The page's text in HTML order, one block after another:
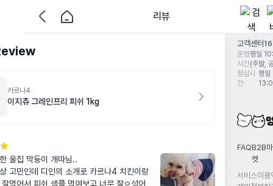
리뷰
카르나4
이지츄 그레인프리 피쉬 1kg
울집 막둥이 개따님..
고민인데 디인의 소개로 카르나4 치킨이랑
먹어서 피쉬 샘플 먹여보고 너무 잘ㅇ석어
고객센터
운영
시간
평일
(주말,
점심시
간
평
FAQB2B마
켓
서비스이용